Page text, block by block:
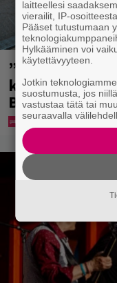
”Mitä isompi
kulkee” –
Bangbussinsa
laitteellesi
vierailit, IP-
Pääset tutustumaan
Hylkääminen voi
käytettävyyteen.
Jotkin
suostumusta, jos
vastustaa tätä tai
seuraavalla